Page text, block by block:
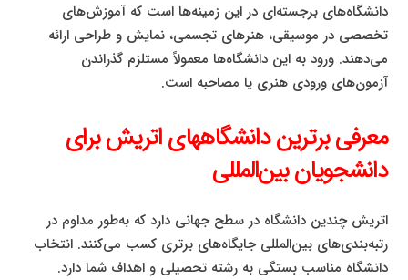
دانشگاه‌های برجسته‌ای در این زمینه‌ها است که آموزش‌های
تخصصی در موسیقی، هنرهای تجسمی، نمایش و طراحی ارائه
می‌دهند. ورود به این دانشگاه‌ها معمولاً مستلزم گذراندن
آزمون‌های ورودی هنری یا مصاحبه است.
معرفی برترین دانشگاههای اتریش برای
دانشجویان بین‌المللی
اتریش چندین دانشگاه در سطح جهانی دارد که به‌طور مداوم در
رتبه‌بندی‌های بین‌المللی جایگاه‌های برتری کسب می‌کنند. انتخاب
دانشگاه مناسب بستگی به رشته تحصیلی و اهداف شما دارد.